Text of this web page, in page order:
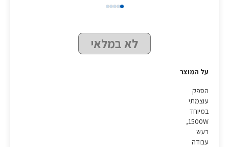
לא במלאי
על המוצר
הספק
עוצמתי
במיוחד
1500W,
רעש
עבודה